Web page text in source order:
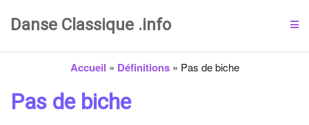
Danse Classique .info
Accueil » Définitions» Pas de biche
Pas de biche